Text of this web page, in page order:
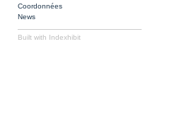
Coordonnées
News
Built with Indexhibit